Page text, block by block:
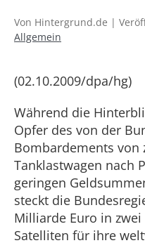
Von Hintergrund.de |
Allgemein
(02.10.2009/dpa/hg)
Während die
Opfer des von der
Bombardements von
Tanklastwagen nach
geringen
steckt die
Milliarde Euro in
Satelliten für ihre